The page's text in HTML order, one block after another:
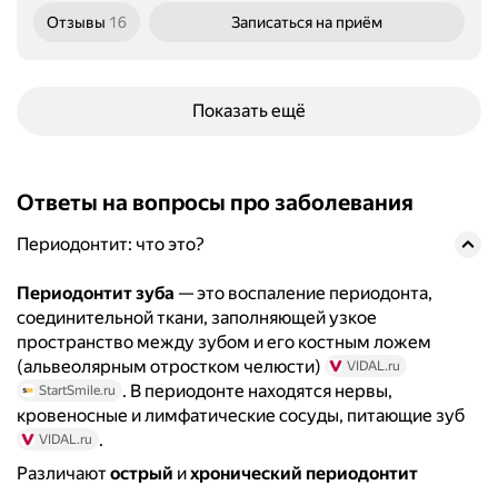
Отзывы 16 Записаться на приём
Показать ещё
Ответы на вопросы про заболевания
Периодонтит: что это?
Периодонтит зуба — это воспаление периодонта,
соединительной ткани, заполняющей узкое
пространство между зубом и его костным ложем
(альвеолярным отростком челюсти)
VIDAL.ru
StartSmile.ru . В периодонте находятся нервы,
кровеносные и лимфатические сосуды, питающие зуб
VIDAL.ru .
Различаютострый ихронический периодонтит